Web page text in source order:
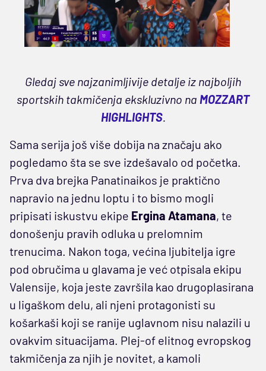
Gledaj sve najzanimljivije detalje iz najboljih
sportskih takmičenja ekskluzivno na MOZZART
HIGHLIGHTS.
Sama serija još više dobija na značaju ako
pogledamo šta se sve izdešavalo od početka.
Prva dva brejka Panatinaikos je praktično
napravio na jednu loptu i to bismo mogli
pripisati iskustvu ekipe Ergina Atamana, te
donošenju pravih odluka u prelomnim
trenucima. Nakon toga, većina ljubitelja igre
pod obručima u glavama je već otpisala ekipu
Valensije, koja jeste završila kao drugoplasirana
u ligaškom delu, ali njeni protagonisti su
košarkaši koji se ranije uglavnom nisu nalazili u
ovakvim situacijama. Plej-of elitnog evropskog
takmičenja za njih je novitet, a kamoli